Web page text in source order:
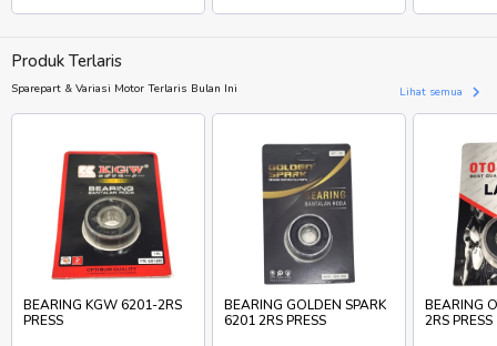
Produk Terlaris
Sparepart & Variasi Motor Terlaris Bulan Ini Lihat semua
BEARING KGW 6201-2RS
PRESS
BEARING GOLDEN SPARK
6201 2RS PRESS
BEARING
2RS PRESS